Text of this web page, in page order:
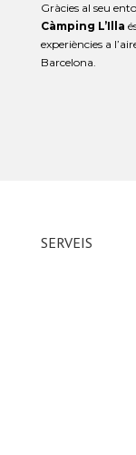
Gràcies al seu
Càmping L’Illa
experiències a
Barcelona.
SERVEIS